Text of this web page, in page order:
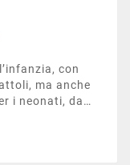
con
ma anche
i neonati, da
giochi all’aperto,